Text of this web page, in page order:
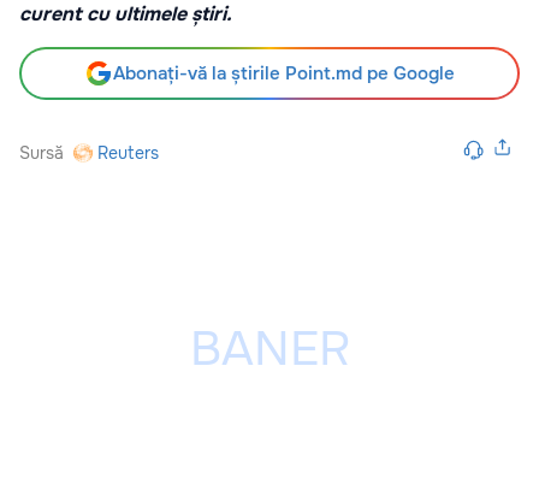
curent cu ultimele știri.
Abonați-vă la știrile Point.md pe Google
Sursă Reuters